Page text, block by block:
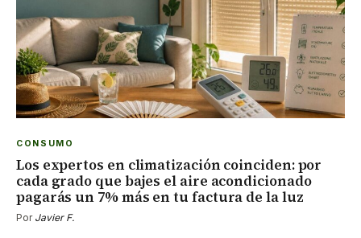
CONSUMO
Los expertos en climatización coinciden: por
cada grado que bajes el aire acondicionado
pagarás un 7% más en tu factura de la luz
Por Javier F.